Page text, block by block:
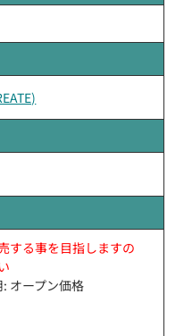
する事を目指しますの
オープン価格